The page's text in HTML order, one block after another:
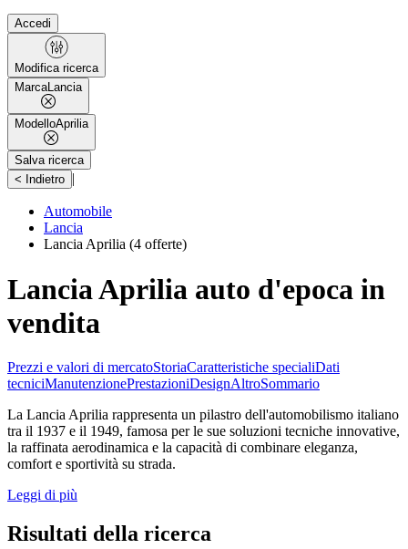
Accedi
Modifica ricerca
MarcaLancia
ModelloAprilia
Salva ricerca
< Indietro |
Automobile
Lancia
Lancia Aprilia (4 offerte)
Lancia Aprilia auto d'epoca in
vendita
Prezzi e valori di mercatoStoriaCaratteristiche specialiDati
tecniciManutenzionePrestazioniDesignAltroSommario
La Lancia Aprilia rappresenta un pilastro dell'automobilismo italiano
tra il 1937 e il 1949, famosa per le sue soluzioni tecniche innovative,
la raffinata aerodinamica e la capacità di combinare eleganza,
comfort e sportività su strada.
Leggi di più
Risultati della ricerca